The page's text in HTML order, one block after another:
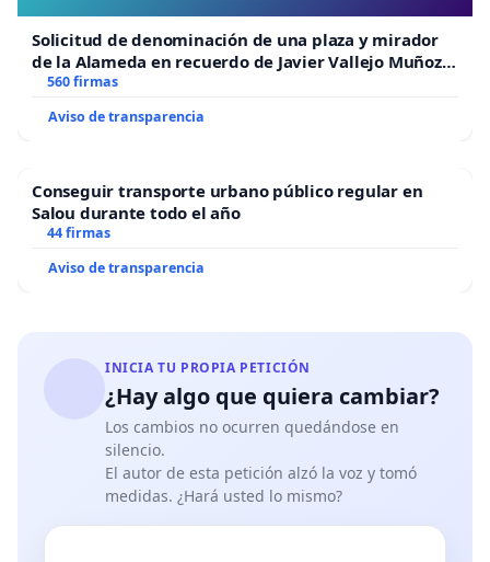
Solicitud de denominación de una plaza y mirador
de la Alameda en recuerdo de Javier Vallejo Muñoz
“Mazinger”
560 firmas
Aviso de transparencia
Conseguir transporte urbano público regular en
Salou durante todo el año
44 firmas
Aviso de transparencia
INICIA TU PROPIA PETICIÓN
¿Hay algo que quiera cambiar?
Los cambios no ocurren quedándose en
silencio.
El autor de esta petición alzó la voz y tomó
medidas. ¿Hará usted lo mismo?